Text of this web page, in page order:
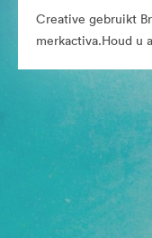
Creative gebruikt
merkactiva.Houd u